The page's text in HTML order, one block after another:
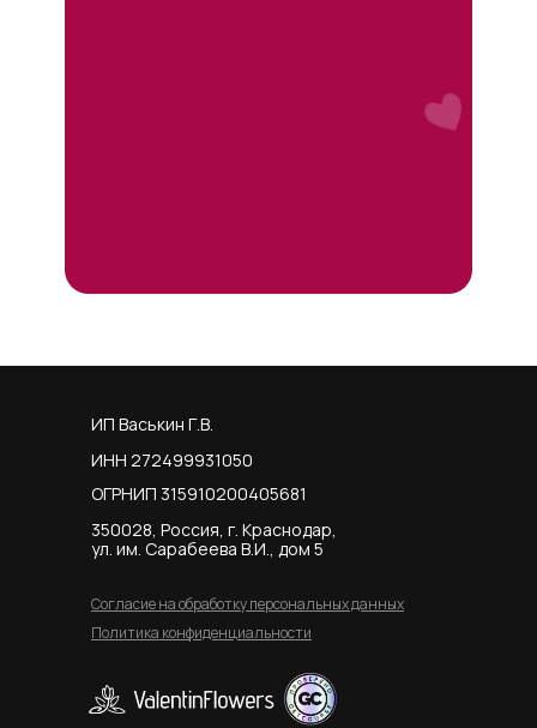
Политика конфиденциальности
Согласие на обработку персональных данных
350028, Россия, г. Краснодар,
ул. им. Сарабеева В.И., дом 5
ОГРНИП 315910200405681
ИНН 272499931050
ИП Васькин Г.В.